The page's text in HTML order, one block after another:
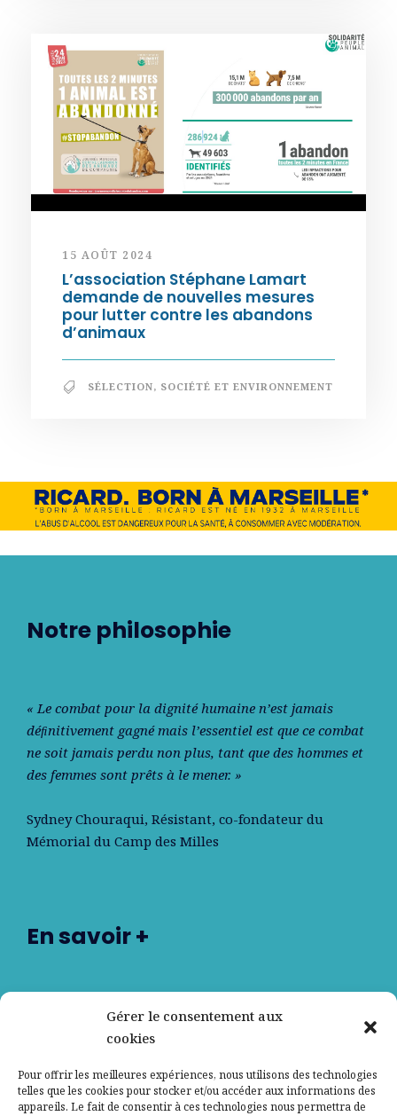
Gérer le consentement aux
cookies
Pour offrir les meilleures expériences, nous utilisons des technologies
telles que les cookies pour stocker et/ou accéder aux informations des
appareils. Le fait de consentir à ces technologies nous permettra de
15 AOÛT 2024
L’association Stéphane Lamart
demande de nouvelles mesures
pour lutter contre les abandons
d’animaux
SÉLECTION, SOCIÉTÉ ET ENVIRONNEMENT
Notre philosophie
« Le combat pour la dignité humaine n’est jamais
déﬁnitivement gagné mais l’essentiel est que ce combat
ne soit jamais perdu non plus, tant que des hommes et
des femmes sont prêts à le mener. »
Sydney Chouraqui, Résistant, co-fondateur du
Mémorial du Camp des Milles
En savoir +
Nos partenaires
Contactez-nous